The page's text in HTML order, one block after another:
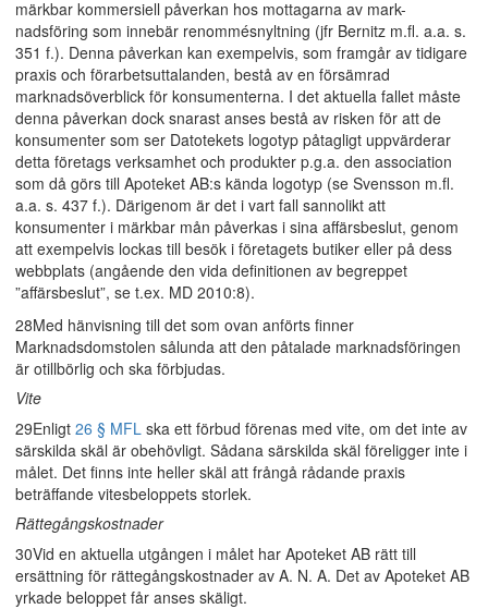
märkbar kommersiell påverkan hos mottagarna av mark-
nadsföring som innebär renommésnyltning (jfr Bernitz m.fl. a.a. s.
351 f.). Denna påverkan kan exempelvis, som framgår av tidigare
praxis och förarbetsuttalanden, bestå av en försämrad
marknadsöverblick för konsumenterna. I det aktuella fallet måste
denna påverkan dock snarast anses bestå av risken för att de
konsumenter som ser Datotekets logotyp påtagligt uppvärderar
detta företags verksamhet och produkter p.g.a. den association
som då görs till Apoteket AB:s kända logotyp (se Svensson m.fl.
a.a. s. 437 f.). Därigenom är det i vart fall sannolikt att
konsumenter i märkbar mån påverkas i sina affärsbeslut, genom
att exempelvis lockas till besök i företagets butiker eller på dess
webbplats (angående den vida definitionen av begreppet
”affärsbeslut”, se t.ex. MD 2010:8).
28Med hänvisning till det som ovan anförts finner
Marknadsdomstolen sålunda att den påtalade marknadsföringen
är otillbörlig och ska förbjudas.
Vite
29Enligt 26 § MFL ska ett förbud förenas med vite, om det inte av
särskilda skäl är obehövligt. Sådana särskilda skäl föreligger inte i
målet. Det finns inte heller skäl att frångå rådande praxis
beträffande vitesbeloppets storlek.
Rättegångskostnader
30Vid en aktuella utgången i målet har Apoteket AB rätt till
ersättning för rättegångskostnader av A. N. A. Det av Apoteket AB
yrkade beloppet får anses skäligt.